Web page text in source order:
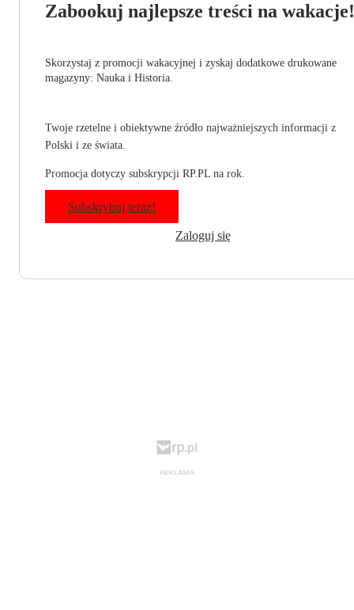
Zabookuj najlepsze treści na wakacje!
Skorzystaj z promocji wakacyjnej i zyskaj dodatkowe drukowane
magazyny: Nauka i Historia.
Twoje rzetelne i obiektywne źródło najważniejszych informacji z
Polski i ze świata.
Promocja dotyczy subskrypcji RP.PL na rok.
Subskrybuj teraz!
Zaloguj się